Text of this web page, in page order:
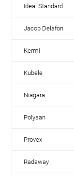
Ideal Standard
Jacob Delafon
Kermi
Kubele
Niagara
Polysan
Provex
Radaway